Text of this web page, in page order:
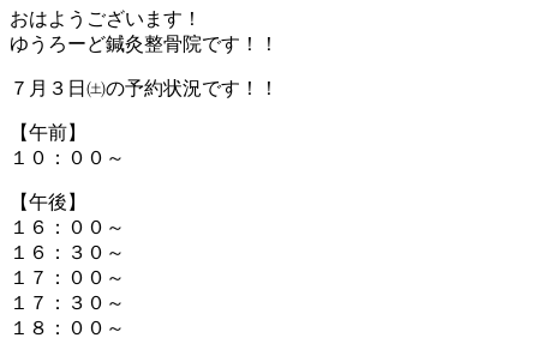
おはようございます！
ゆうろーど鍼灸整骨院です！！
７月３日㈯の予約状況です！！
【午前】
１０：００～
【午後】
１６：００～
１６：３０～
１７：００～
１７：３０～
１８：００～